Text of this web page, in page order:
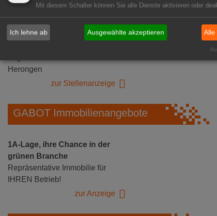
Gärtnerei Hanns
Herongen
zur Stellenanzeige
GABOT Immobilienangebote
1A-Lage, ihre Chance in der
grünen Branche
Repräsentative Immobilie für
IHREN Betrieb!
zur Anzeige
Mit diesem Schalter können Sie alle Dienste aktivieren oder
Ich lehne ab Ausgewählte akzeptieren Alle